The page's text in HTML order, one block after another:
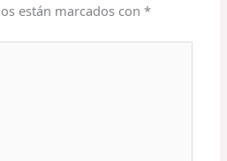
están marcados con*